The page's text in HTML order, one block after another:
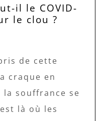
il le COVID-
le clou ?
de cette
craque en
souffrance se
là où les